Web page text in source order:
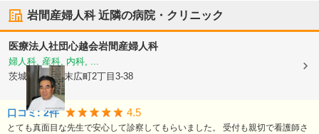
岩間産婦人科近隣の病院・クリニック
医療法人社団心越会岩間産婦人科
婦人科, 産科, 内科, ...
茨城県水戸市末広町2丁目3-38
口コミ: 2件 4.5
とても真面目な先生で安心して診察してもらいました。 受付も親切で看護師さ